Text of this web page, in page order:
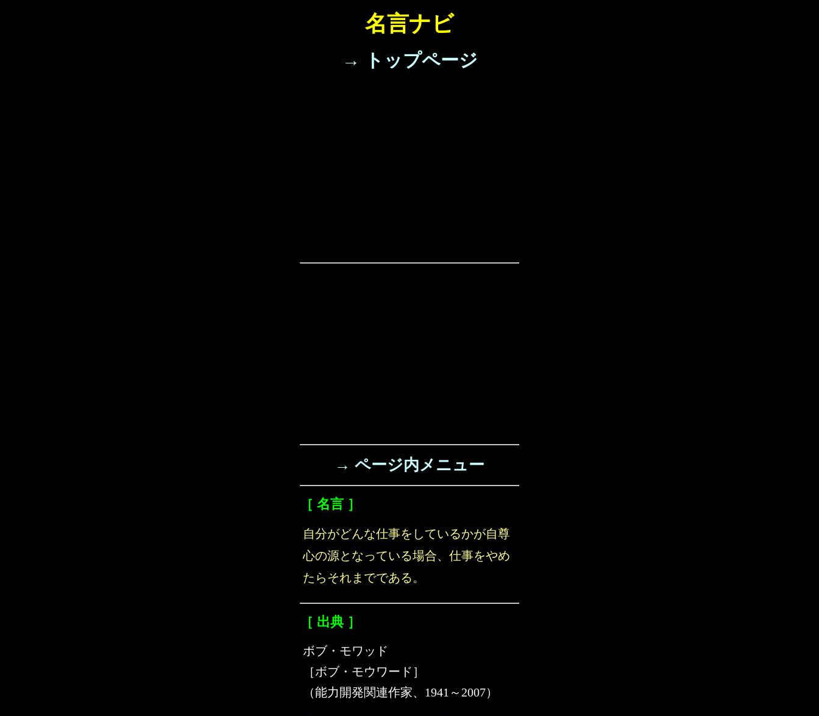
名言ナビ
→ トップページ
→ ページ内メニュー
［ 名言 ］
自分がどんな仕事をしているかが自尊
心の源となっている場合、仕事をやめ
たらそれまでである。
［ 出典 ］
ボブ・モワッド
［ボブ・モウワード］
（能力開発関連作家、1941～2007）